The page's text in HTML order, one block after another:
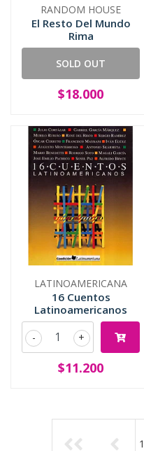
RANDOM HOUSE
El Resto Del Mundo
Rima
SOLD OUT
$18.000
LATINOAMERICANA
16 Cuentos
Latinoamericanos
+
-
$11.200
1